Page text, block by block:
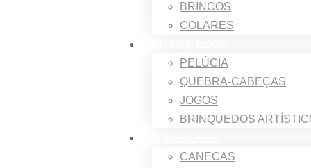
BRINCOS
COLARES
PELÚCIA
QUEBRA-CABEÇAS
JOGOS
BRINQUEDOS
CANECAS